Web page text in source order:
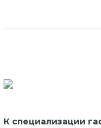
К специализации